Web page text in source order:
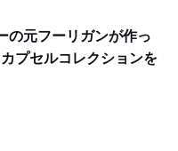
の元フーリガンが作っ
プセルコレクションを